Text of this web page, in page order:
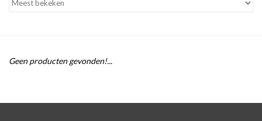
Nachtmode
Badmode
Geen producten gevonden!...